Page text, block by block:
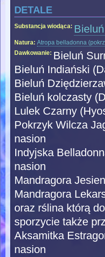
detale
Substancja wiodąca:
Natura: Atropa belladonna
Dawkowanie: Bieluń
Bieluń Indiański
Bieluń
Bieluń kolczasty
Lulek Czarny
Pokrzyk Wilcza
nasion
Indyjska
nasion
Mandragora
Mandragora
oraz rślina którą
sporzycie także
Aksamitka
nasion